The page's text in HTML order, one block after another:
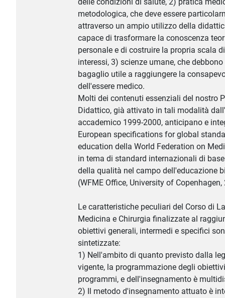
delle condizioni di salute, 2) pratica
metodologica, che deve essere
attraverso un ampio utilizzo della
capace di trasformare la conoscenza
personale e di costruire la propria scala
interessi, 3) scienze umane, che
bagaglio utile a raggiungere la
dell'essere medico.
Molti dei contenuti essenziali del nostro
Didattico, già attivato in tali modalità
accademico 1999-2000, anticipano e
European specifications for global
education della World Federation on
in tema di standard internazionali di
della qualità nel campo dell'educazione
(WFME Office, University of Copenhagen,
Le caratteristiche peculiari del Corso di
Medicina e Chirurgia finalizzate al
obiettivi generali, intermedi e specifici
sintetizzate:
1) Nell'ambito di quanto previsto dalla
vigente, la programmazione degli
programmi, e dell'insegnamento è
2) Il metodo d'insegnamento attuato è